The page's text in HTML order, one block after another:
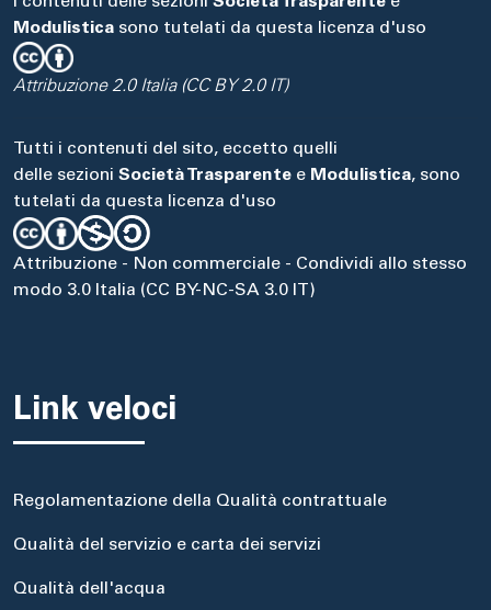
Modulistica sono tutelati da questa licenza d'uso
Attribuzione 2.0 Italia (CC BY 2.0 IT)
Tutti i contenuti del sito, eccetto quelli
delle sezioni Società Trasparente e Modulistica, sono
tutelati da questa licenza d'uso
Attribuzione - Non commerciale - Condividi allo stesso
modo 3.0 Italia (CC BY-NC-SA 3.0 IT)
Link veloci
Regolamentazione della Qualità contrattuale
Qualità del servizio e carta dei servizi
Qualità dell'acqua